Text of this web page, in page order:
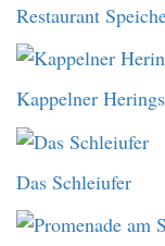
Restaurant
Kappelner
Das Schleiufer